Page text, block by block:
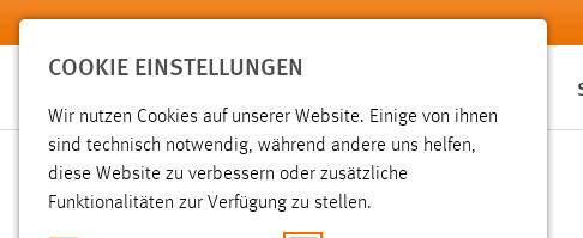
Zum Hauptinhalt springen
SUCHE
COOKIE EINSTELLUNGEN
Wir nutzen Cookies auf unserer Website. Einige von ihnen
sind technisch notwendig, während andere uns helfen,
diese Website zu verbessern oder zusätzliche
Funktionalitäten zur Verfügung zu stellen.